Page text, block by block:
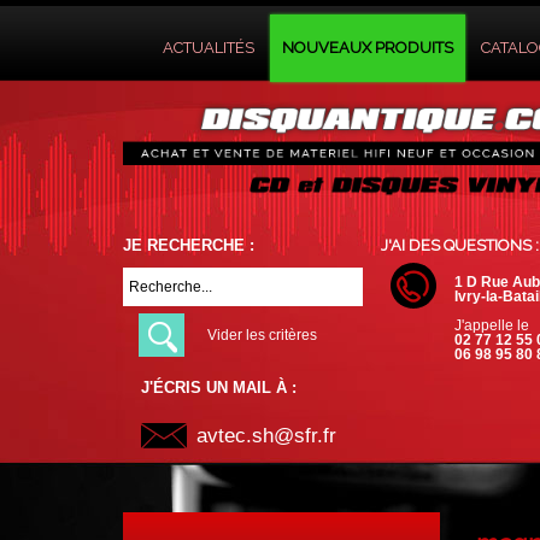
ACTUALITÉS NOUVEAUX PRODUITS
JE RECHERCHE :
Vider les critères
J'AI DES QUESTIONS :
1 D Rue
Ivry-la-
J'appelle le
02 77 12 55
06 98 95 80
J'ÉCRIS UN MAIL À :
avtec.sh@sfr.fr